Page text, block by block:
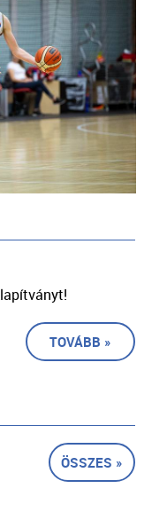
TOVÁBB »
ÖSSZES »